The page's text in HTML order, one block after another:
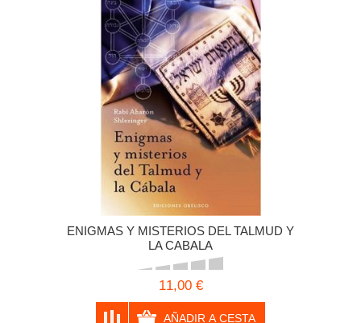
ENIGMAS Y MISTERIOS DEL TALMUD Y
LA CABALA
11,00 €